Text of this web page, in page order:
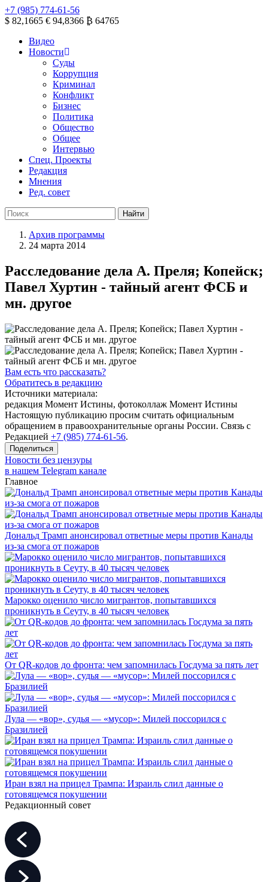
+7 (985) 774-61-56
$ 82,1665 € 94,8366 ₿ 64765
Видео
Новости
Суды
Коррупция
Криминал
Конфликт
Бизнес
Политика
Общество
Общее
Интервью
Спец. Проекты
Редакция
Мнения
Ред. совет
Архив программы
24 марта 2014
Расследование дела А. Преля; Копейск;
Павел Хуртин - тайный агент ФСБ и
мн. другое
Вам есть что рассказать?
Обратитесь в редакцию
Источники материала:
редакция Момент Истины, фотоколлаж Момент Истины
Настоящую публикацию просим считать официальным
обращением в правоохранительные органы России. Связь с
Редакцией +7 (985) 774-61-56.
Поделиться
Новости без цензуры
в нашем Telegram канале
Главное
Дональд Трамп анонсировал ответные меры против Канады
из-за смога от пожаров
Марокко оценило число мигрантов, попытавшихся
проникнуть в Сеуту, в 40 тысяч человек
От QR-кодов до фронта: чем запомнилась Госдума за пять лет
Лула — «вор», судья — «мусор»: Милей поссорился с
Бразилией
Иран взял на прицел Трампа: Израиль слил данные о
готовящемся покушении
Редакционный совет